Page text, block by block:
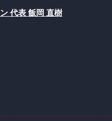
代表 飯岡 直樹